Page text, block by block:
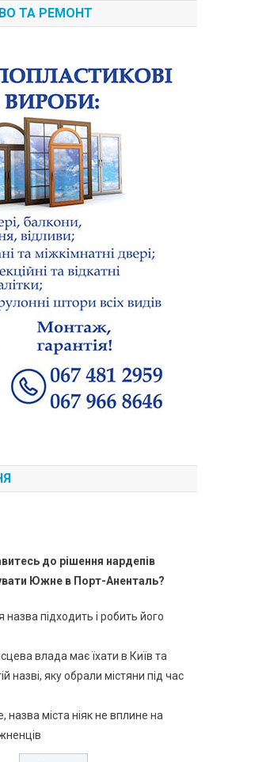
ТА РЕМОНТ
до рішення нардепів
Южне в Порт-Аненталь?
назва підходить і робить його
влада має їхати в Київ та
назві, яку обрали містяни під час
назва міста ніяк не вплине на